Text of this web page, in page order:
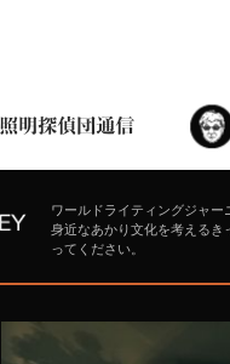
ワールドライティングジャ
身近なあかり文化を考えるき
ってください。